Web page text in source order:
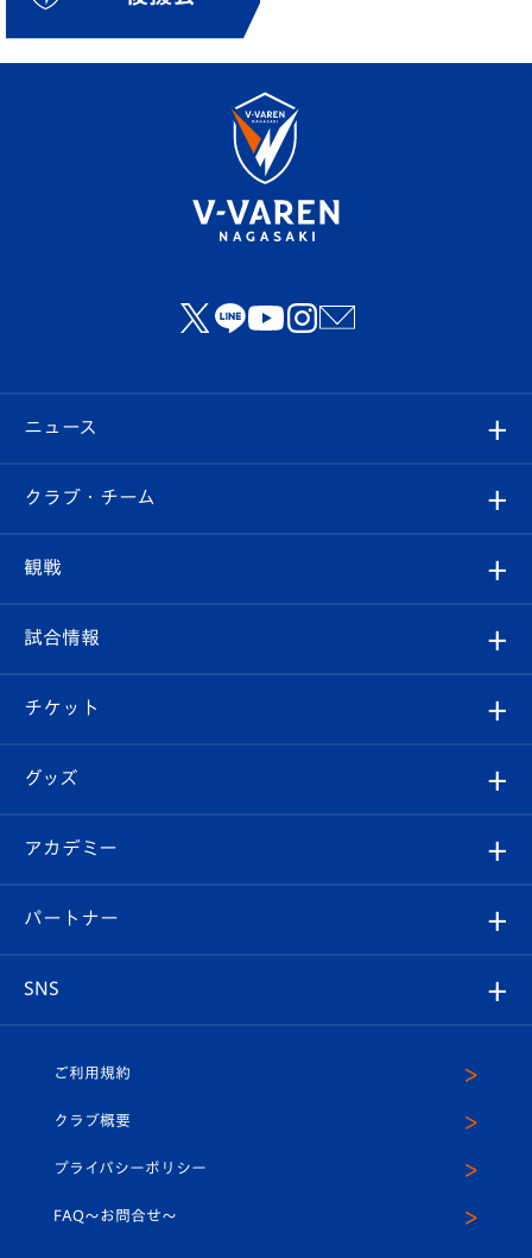
ニュース
すべて
クラブ
試合情報
チケット
イベント
メディア
ホームタウン
クラブ・チーム
クラブ概要
エンブレム紹介
スタッフプロフィール
マスコット紹介
平和祈念活動
観戦
観戦ルール
はじめての観戦ガイド
Revive Team
ヴィヴィくんの長崎おもてなしガイド
試合情報
試合日程/結果
フォトギャラリー
スタジアムグルメ
チケット
チケット
V-LOVERS（ファンクラブ）
プレイヤーズスイート
グッズ
オンラインショップ
店舗情報
アカデミー
育成からのお知らせ
U-18
スクール
パートナー
SNS
ヴィヴィくんインスタグラム
公式LINE＠
ご利用規約
クラブ概要
プライバシーポリシー
FAQ〜お問合せ〜